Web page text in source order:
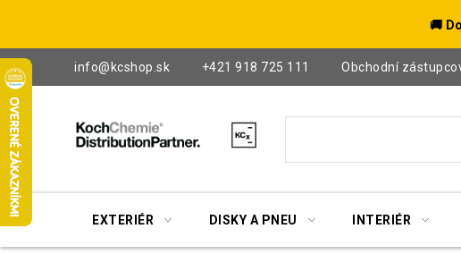
obsah
🚚
info@kcshop.sk +421 918 725 111 Obchodní
EXTERIÉR DISKY A PNEU INTERIÉR